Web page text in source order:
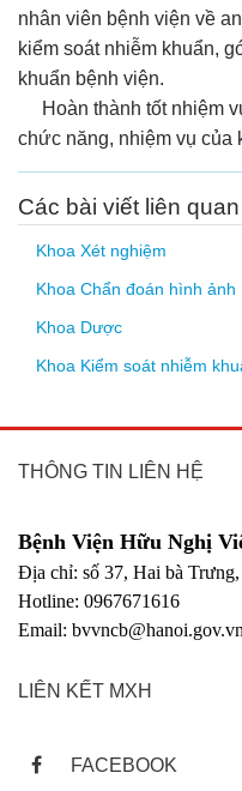
nhân viên bệnh viện về
kiểm soát nhiễm khuẩn,
khuẩn bệnh viện.
Hoàn thành tốt nhiệm
chức năng, nhiệm vụ của
Các bài viết liên quan
Khoa Xét nghiệm
Khoa Chẩn đoán hình ảnh
Khoa Dược
Khoa Kiểm soát nhiễm
THÔNG TIN LIÊN HỆ
Bệnh Viện Hữu Nghị
Địa chỉ: số 37, Hai bà
Hotline: 0967671616
Email: bvvncb@hanoi.gov.vn
LIÊN KẾT MXH
FACEBOOK